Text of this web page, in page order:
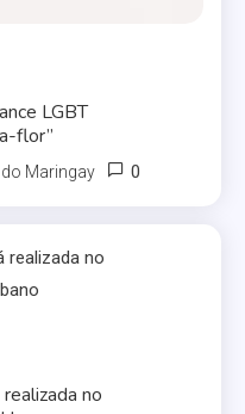
LGBT
flor”
Maringay 0
no